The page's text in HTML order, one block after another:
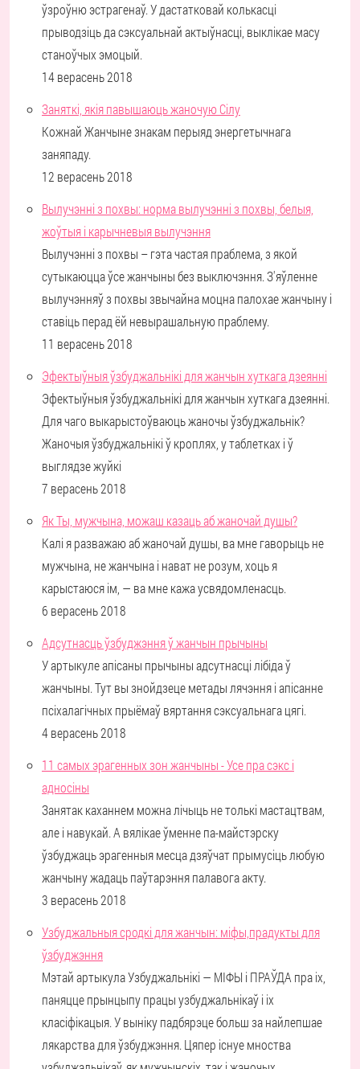
ўзроўню эстрагенаў. У дастатковай колькасці
прыводзіць да сэксуальнай актыўнасці, выклікае масу
станоўчых эмоцый.
14 верасень 2018
Заняткі, якія павышаюць жаночую Сілу
Кожнай Жанчыне знакам перыяд энергетычнага
заняпаду.
12 верасень 2018
Вылучэнні з похвы: норма вылучэнні з похвы, белыя,
жоўтыя і карычневыя вылучэння
Вылучэнні з похвы – гэта частая праблема, з якой
сутыкаюцца ўсе жанчыны без выключэння. З'яўленне
вылучэнняў з похвы звычайна моцна палохае жанчыну і
ставіць перад ёй невырашальную праблему.
11 верасень 2018
Эфектыўныя ўзбуджальнікі для жанчын хуткага дзеянні
Эфектыўныя ўзбуджальнікі для жанчын хуткага дзеянні.
Для чаго выкарыстоўваюць жаночы ўзбуджальнік?
Жаночыя ўзбуджальнікі ў кроплях, у таблетках і ў
выглядзе жуйкі
7 верасень 2018
Як Ты, мужчына, можаш казаць аб жаночай душы?
Калі я разважаю аб жаночай душы, ва мне гаворыць не
мужчына, не жанчына і нават не розум, хоць я
карыстаюся ім, — ва мне кажа усвядомленасць.
6 верасень 2018
Адсутнасць ўзбуджэння ў жанчын прычыны
У артыкуле апісаны прычыны адсутнасці лібіда ў
жанчыны. Тут вы знойдзеце метады лячэння і апісанне
псіхалагічных прыёмаў вяртання сэксуальнага цягі.
4 верасень 2018
11 самых эрагенных зон жанчыны - Усе пра сэкс і
адносіны
Занятак каханнем можна лічыць не толькі мастацтвам,
але і навукай. А вялікае ўменне па-майстэрску
ўзбуджаць эрагенныя месца дзяўчат прымусіць любую
жанчыну жадаць паўтарэння палавога акту.
3 верасень 2018
Узбуджальныя сродкі для жанчын: міфы,прадукты для
ўзбуджэння
Мэтай артыкула Узбуджальнікі — МІФЫ і ПРАЎДА пра іх,
паняцце прынцыпу працы узбуджальнікаў і іх
класіфікацыя. У выніку падбярэце больш за найлепшае
лякарства для ўзбуджэння. Цяпер існуе мноства